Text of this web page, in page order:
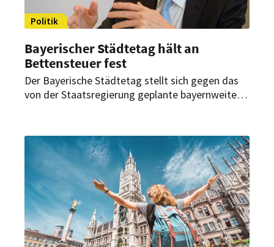
Politik
Bayerischer Städtetag hält an
Bettensteuer fest
Der Bayerische Städtetag stellt sich gegen das
von der Staatsregierung geplante bayernweite